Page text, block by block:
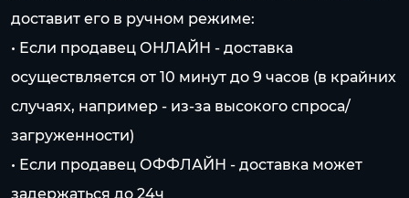
доставит его в ручном режиме:
• Если продавец ОНЛАЙН - доставка
осуществляется от 10 минут до 9 часов (в крайних
случаях, например - из-за высокого спроса/
загруженности)
• Если продавец ОФФЛАЙН - доставка может
задержаться до 24ч